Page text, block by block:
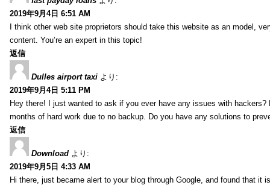
2019年9月4日 6:51 AM
I think other web site proprietors should take this website as an model,
content. You’re an expert in this topic!
返信
Dulles airport taxi より:
2019年9月4日 5:11 PM
Hey there! I just wanted to ask if you ever have any issues with
months of hard work due to no backup. Do you have any solutions to
返信
Download より:
2019年9月5日 4:33 AM
Hi there, just became alert to your blog through Google, and found that it